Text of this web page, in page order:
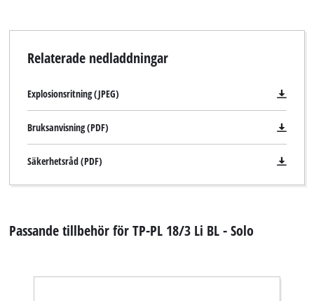
Relaterade nedladdningar
Explosionsritning (JPEG)
Bruksanvisning (PDF)
Säkerhetsråd (PDF)
Passande tillbehör för TP-PL 18/3 Li BL - Solo